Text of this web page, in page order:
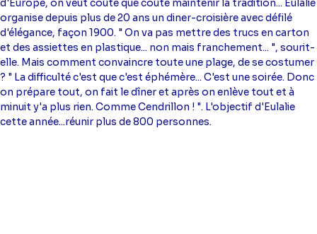
organise depuis plus de 20 ans un diner-croisière avec défilé
d'élégance, façon 1900. " On va pas mettre des trucs en carton
et des assiettes en plastique... non mais franchement... ", sourit-
elle. Mais comment convaincre toute une plage, de se costumer
? " La difficulté c'est que c'est éphémère... C'est une soirée. Donc
on prépare tout, on fait le dîner et après on enlève tout et à
minuit y'a plus rien. Comme Cendrillon ! ". L'objectif d'Eulalie
cette année...réunir plus de 800 personnes.